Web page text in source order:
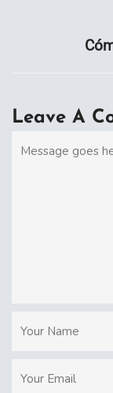
Leave A